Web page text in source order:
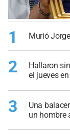
1 Murió
2
Hallaron
el jueves
3
Una
un hombre